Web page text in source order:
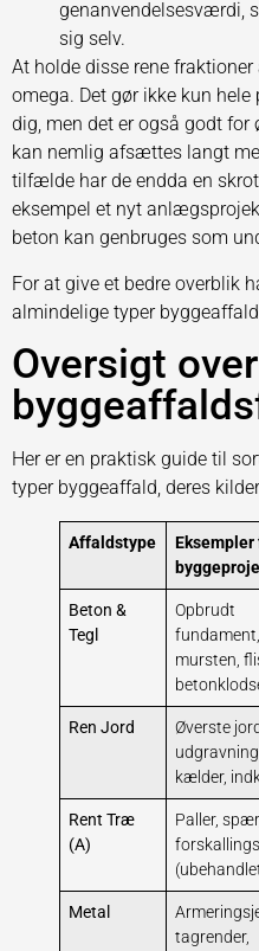
genanvendelsesværdi,
sig selv.
At holde disse rene
omega. Det gør ikke kun
dig, men det er også godt for
kan nemlig afsættes langt
tilfælde har de endda en
eksempel et nyt
beton kan genbruges som
For at give et bedre overblik
almindelige typer
Oversigt
Her er en praktisk guide til
typer byggeaffald, deres
Affaldstype
Eksempler
Beton &
Tegl
Opbrudt
fundament,
mursten,
Ren Jord
Øverste
udgravning
kælder,
Rent Træ
(A)
Paller,
Metal
tagrender,